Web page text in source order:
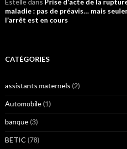
Estelledans Prise d’acte de la
maladie : pas de préavis… mais
l’arrêt est en cours
CATÉGORIES
assistants maternels (2)
Automobile(1)
banque(3)
BETIC (78)